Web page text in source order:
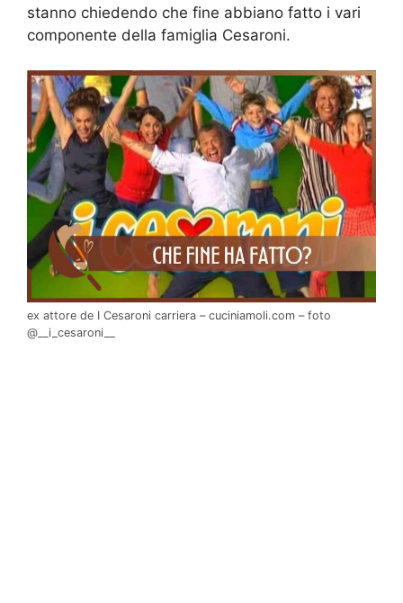
stanno chiedendo che fine abbiano fatto i vari
componente della famiglia Cesaroni.
ex attore de I Cesaroni carriera – cuciniamoli.com – foto
@__i_cesaroni__